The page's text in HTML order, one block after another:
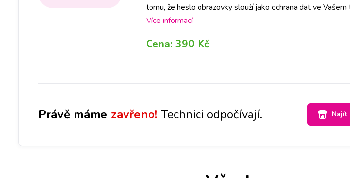
tomu, že heslo obrazovky slouží jako ochrana dat ve
počítat se ztrátou všech dat. Doporučujeme tedy jejich zálohu.
Více informací
Cena: 390 Kč
Právě máme zavřeno! Technici odpočívají. Najít